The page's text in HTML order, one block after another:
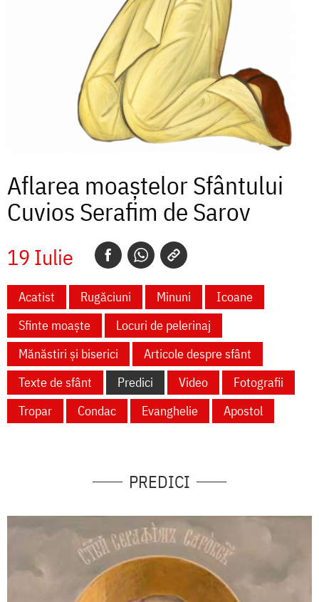
Aflarea moaștelor Sfântului
Cuvios Serafim de Sarov
19 Iulie
Acatist Rugăciuni Minuni
Icoane
Sfinte moaște
Locuri de pelerinaj
Mănăstiri și biserici
Articole despre sfânt
Texte de sfânt
Predici Video
Fotografii
Tropar
Condac Evanghelie Apostol
PREDICI